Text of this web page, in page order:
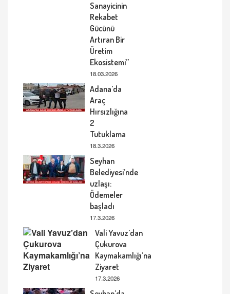
Sanayicinin
Rekabet
Gücünü
Artıran Bir
Üretim
Ekosistemi”
18.03.2026
Adana’da
Araç
Hırsızlığına
2
Tutuklama
18.3.2026
Seyhan
Belediyesi’nde
uzlaşı:
Ödemeler
başladı
17.3.2026
Vali Yavuz’dan
Çukurova
Kaymakamlığı’na
Ziyaret
17.3.2026